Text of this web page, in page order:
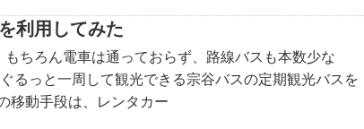
利用してみた
ちろん電車は通っておらず、路線バスも本数少な
るっと一周して観光できる宗谷バスの定期観光バスを
移動手段は、レンタカー